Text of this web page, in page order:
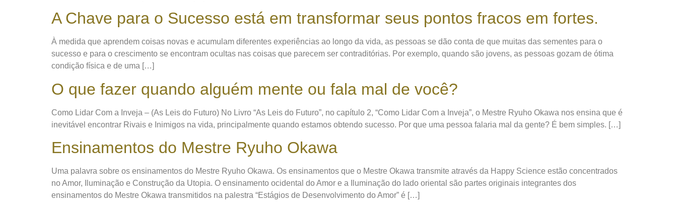
A Chave para o Sucesso está em transformar seus pontos fracos em fortes.
À medida que aprendem coisas novas e acumulam diferentes experiências ao longo da vida, as pessoas se dão conta de que muitas das sementes para o
sucesso e para o crescimento se encontram ocultas nas coisas que parecem ser contraditórias. Por exemplo, quando são jovens, as pessoas gozam de ótima
condição física e de uma […]
O que fazer quando alguém mente ou fala mal de você?
Como Lidar Com a Inveja – (As Leis do Futuro) No Livro “As Leis do Futuro”, no capítulo 2, “Como Lidar Com a Inveja”, o Mestre Ryuho Okawa nos ensina que é
inevitável encontrar Rivais e Inimigos na vida, principalmente quando estamos obtendo sucesso. Por que uma pessoa falaria mal da gente? É bem simples. […]
Ensinamentos do Mestre Ryuho Okawa
Uma palavra sobre os ensinamentos do Mestre Ryuho Okawa. Os ensinamentos que o Mestre Okawa transmite através da Happy Science estão concentrados
no Amor, Iluminação e Construção da Utopia. O ensinamento ocidental do Amor e a Iluminação do lado oriental são partes originais integrantes dos
ensinamentos do Mestre Okawa transmitidos na palestra “Estágios de Desenvolvimento do Amor” é […]